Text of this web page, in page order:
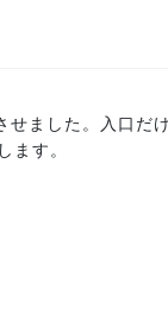
ました。入口だ
ます。